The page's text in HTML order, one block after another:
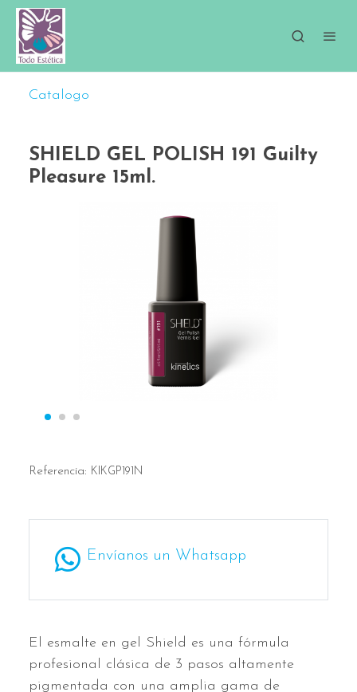
Catalogo
SHIELD GEL POLISH 191 Guilty
Pleasure 15ml.
Referencia: KIKGP191N
Envíanos un Whatsapp
El esmalte en gel Shield es una fórmula
profesional clásica de 3 pasos altamente
pigmentada con una amplia gama de